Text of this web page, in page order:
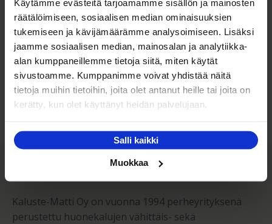
Käytämme evästeitä tarjoamamme sisällön ja mainosten
räätälöimiseen, sosiaalisen median ominaisuuksien
tukemiseen ja kävijämäärämme analysoimiseen. Lisäksi
jaamme sosiaalisen median, mainosalan ja analytiikka-
alan kumppaneillemme tietoja siitä, miten käytät
sivustoamme. Kumppanimme voivat yhdistää näitä
tietoja muihin tietoihin, joita olet antanut heille tai joita on
kerätty, kun olet käyttänyt heidän palvelujaan.
Salli kaikki
Muokkaa
Kaluste-Matin oma kuljetus on turvallinen tapa
tuotteiden toimitukseen. Saat varmemmin tuotteet
ehjänä perille - ja vieläpä sisäänkannettuna!
Kuljetuksen hinta Suomessa alk. 59€!
Kaluste-Matti Oy
Kaluste-Matti Oy on vuonna 1994 perheyrityksenä
perustettu huonekalujen vähittäis- sekä